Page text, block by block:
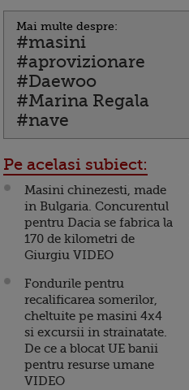
Mai multe despre:
#masini
#aprovizionare
#Daewoo
#Marina Regala
#nave
Pe acelasi subiect:
Masini chinezesti, made
in Bulgaria. Concurentul
pentru Dacia se fabrica la
170 de kilometri de
Giurgiu VIDEO
Fondurile pentru
recalificarea somerilor,
cheltuite pe masini 4x4
si excursii in strainatate.
De ce a blocat UE banii
pentru resurse umane
VIDEO